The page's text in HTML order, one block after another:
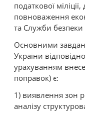
податкової
повноваження
та Служби безпеки
Основними
України
урахуванням
поправок) є:
1) виявлення зон
аналізу